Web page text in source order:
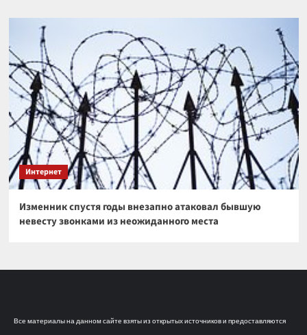
Интернет
Изменник спустя годы внезапно атаковал бывшую
невесту звонками из неожиданного места
Все материалы на данном сайте взяты из открытых источников и предоставляются